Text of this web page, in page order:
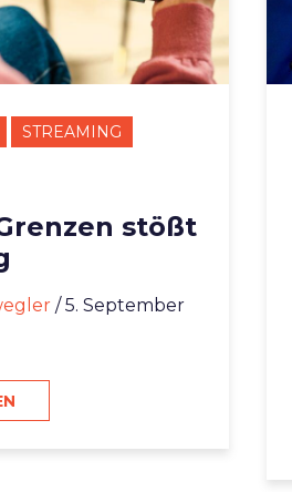
STREAMING
stößt
/ 5. September